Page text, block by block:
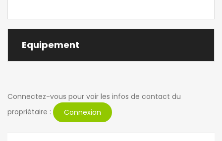
Equipement
Connectez-vous pour voir les infos de contact du
propriétaire :
Connexion